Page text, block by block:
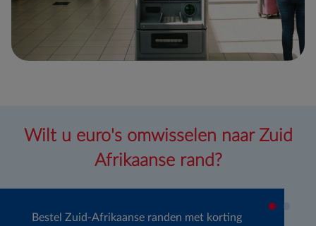
Wilt u euro's omwisselen naar Zuid
Afrikaanse rand?
Bestel Zuid-Afrikaanse randen met korting